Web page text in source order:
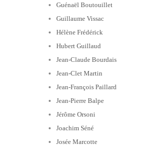
Guénaël Boutouillet
Guillaume Vissac
Hélène Frédérick
Hubert Guillaud
Jean-Claude Bourdais
Jean-Clet Martin
Jean-François Paillard
Jean-Pierre Balpe
Jérôme Orsoni
Joachim Séné
Josée Marcotte